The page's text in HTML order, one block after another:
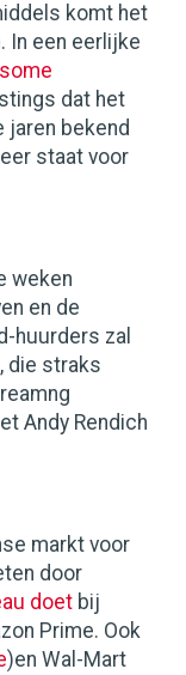
komt het
In een eerlijke
dat het
jaren bekend
staat voor
weken
en de
huurders zal
die straks
Andy Rendich
markt voor
door
doet bij
Prime. Ook
)en Wal-Mart